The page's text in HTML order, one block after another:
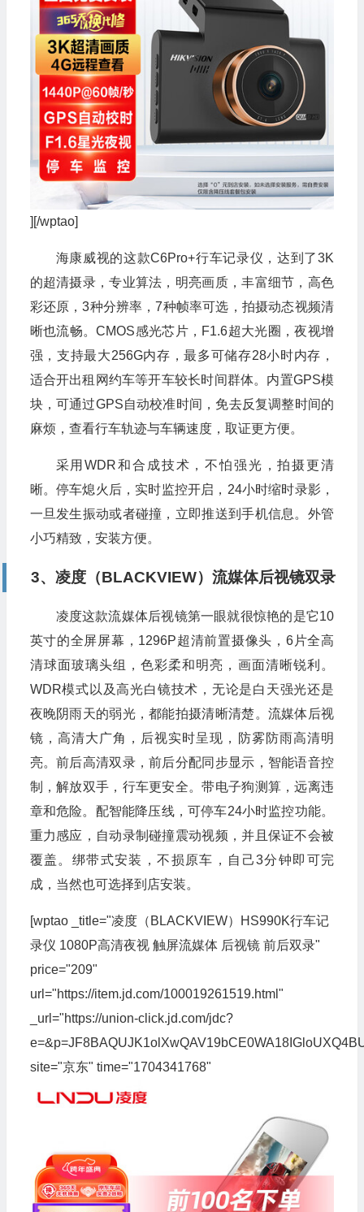
][/wptao]
海康威视的这款C6Pro+行车记录仪，达到了3K
的超清摄录，专业算法，明亮画质，丰富细节，高色
彩还原，3种分辨率，7种帧率可选，拍摄动态视频清
晰也流畅。CMOS感光芯片，F1.6超大光圈，夜视增
强，支持最大256G内存，最多可储存28小时内存，
适合开出租网约车等开车较长时间群体。内置GPS模
块，可通过GPS自动校准时间，免去反复调整时间的
麻烦，查看行车轨迹与车辆速度，取证更方便。
采用WDR和合成技术，不怕强光，拍摄更清
晰。停车熄火后，实时监控开启，24小时缩时录影，
一旦发生振动或者碰撞，立即推送到手机信息。外管
小巧精致，安装方便。
3、凌度（BLACKVIEW）流媒体后视镜双录
凌度这款流媒体后视镜第一眼就很惊艳的是它10
英寸的全屏屏幕，1296P超清前置摄像头，6片全高
清球面玻璃头组，色彩柔和明亮，画面清晰锐利。
WDR模式以及高光白镜技术，无论是白天强光还是
夜晚阴雨天的弱光，都能拍摄清晰清楚。流媒体后视
镜，高清大广角，后视实时呈现，防雾防雨高清明
亮。前后高清双录，前后分配同步显示，智能语音控
制，解放双手，行车更安全。带电子狗测算，远离违
章和危险。配智能降压线，可停车24小时监控功能。
重力感应，自动录制碰撞震动视频，并且保证不会被
覆盖。绑带式安装，不损原车，自己3分钟即可完
成，当然也可选择到店安装。
[wptao _title="凌度（BLACKVIEW）HS990K行车记
录仪 1080P高清夜视 触屏流媒体 后视镜 前后双录"
price="209"
url="https://item.jd.com/100019261519.html"
_url="https://union-click.jd.com/jdc?
site="京东" time="1704341768"